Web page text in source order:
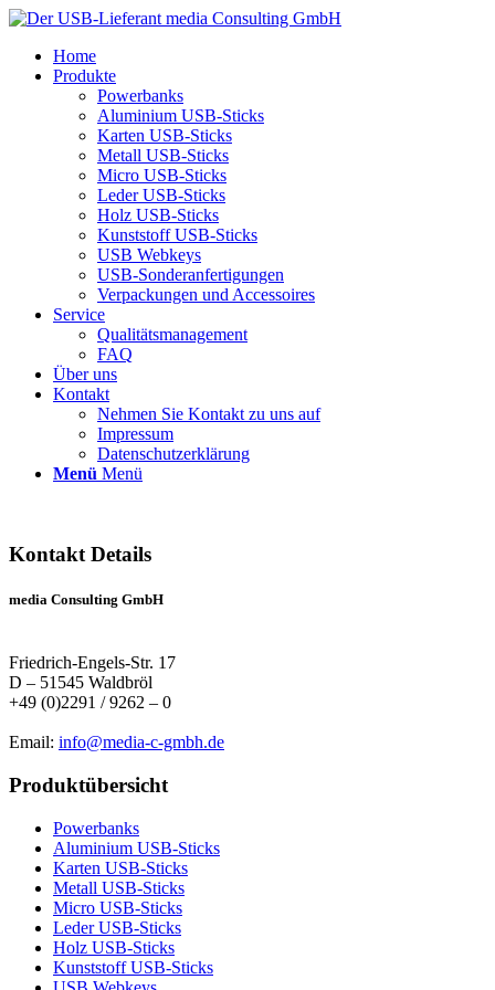
Home
Produkte
Powerbanks
Aluminium USB-Sticks
Karten USB-Sticks
Metall USB-Sticks
Micro USB-Sticks
Leder USB-Sticks
Holz USB-Sticks
Kunststoff USB-Sticks
USB Webkeys
USB-Sonderanfertigungen
Verpackungen und Accessoires
Service
Qualitätsmanagement
FAQ
Über uns
Kontakt
Nehmen Sie Kontakt zu uns auf
Impressum
Datenschutzerklärung
Menü Menü
Kontakt Details
media Consulting GmbH
Friedrich-Engels-Str. 17
D – 51545 Waldbröl
+49 (0)2291 / 9262 – 0
Email: info@media-c-gmbh.de
Produktübersicht
Powerbanks
Aluminium USB-Sticks
Karten USB-Sticks
Metall USB-Sticks
Micro USB-Sticks
Leder USB-Sticks
Holz USB-Sticks
Kunststoff USB-Sticks